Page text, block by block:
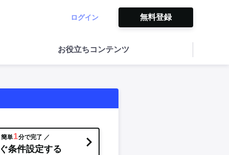
ログイン 無料登録
お役立ちコンテンツ
簡単1分で完了 ／
条件設定する